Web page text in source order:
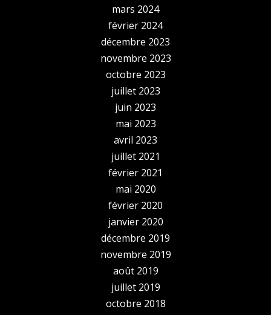
mars 2024
février 2024
décembre 2023
novembre 2023
octobre 2023
juillet 2023
juin 2023
mai 2023
avril 2023
juillet 2021
février 2021
mai 2020
février 2020
janvier 2020
décembre 2019
novembre 2019
août 2019
juillet 2019
octobre 2018